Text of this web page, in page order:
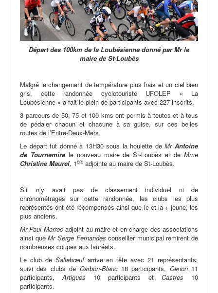
Départ des 100km de la Loubésienne donné par Mr le
maire de St-Loubès
Malgré le changement de température plus frais et un ciel bien
gris, cette randonnée cyclotouriste UFOLEP « La
Loubésienne » a fait le plein de participants avec 227 inscrits.
3 parcours de 50, 75 et 100 kms ont permis à toutes et à tous
de pédaler chacun et chacune à sa guise, sur ces belles
routes de l’Entre-Deux-Mers.
Le départ fut donné à 13H30 sous la houlette deMrAntoine
de Tournemire le nouveau maire de St-Loubès et de Mme
Christine Maurel, 1ère adjointe au maire de St-Loubès.
S’il n’y avait pas de classement individuel ni de
chronométrages sur cette randonnée, les clubs les plus
représentés ont été récompensés ainsi que le et la + jeune, les
plus anciens.
Mr Paul Marrocadjoint au maire et en charge des associations
ainsi queMr Serge Fernandes conseiller municipal remirent de
nombreuses coupes aux lauréats.
Le club de Sallebœufarrive en tête avec 21 représentants,
suivi des clubs de Carbon-Blanc18 participants, Cenon11
participants,Artigues 10 participants et Castres 10
participants.